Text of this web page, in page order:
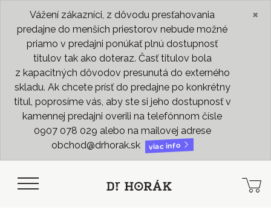
Vážení zákazníci, z dôvodu presťahovania
predajne do menších priestorov nebude možné
priamo v predajni ponúkať plnú dostupnosť
titulov tak ako doteraz. Časť titulov bola
z kapacitných dôvodov presunutá do externého
skladu. Ak chcete prísť do predajne po konkrétny
titul, poprosíme vás, aby ste si jeho dostupnosť v
kamennej predajni overili na telefónnom čísle
0907 078 029 alebo na mailovej adrese
obchod@drhorak.sk
viac info
×